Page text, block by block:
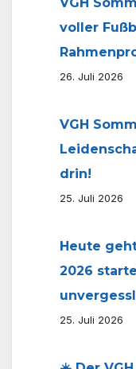
voller
26. Juli 2026
VGH
drin!
25. Juli 2026
Heute
2026
25. Juli 2026